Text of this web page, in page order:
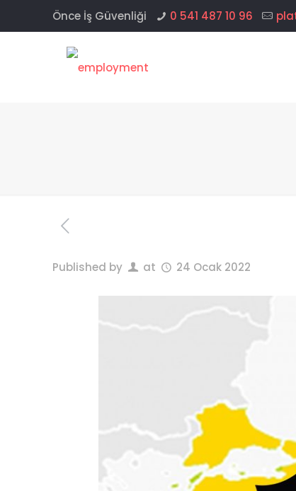
Önce İş Güvenliği 0 541 487 10 96
Published by at 24 Ocak 2022